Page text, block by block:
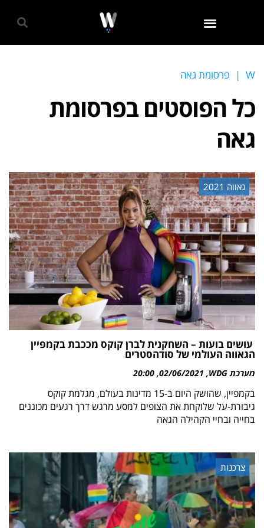
W
| פרסומת גאה
כל הפוסטים בפרסומת
גאה
גאווה 2021
עושים בועות – השחקנית לברן קוקס מככבת בקמפיין
הגאווה העולמי של סודהסטרים
מערכת WDG 02/06/2021
20:00
בקמפיין, שהושק היום ב-15 מדינות בעולם, מגלמת קוקס
גיבורת-על שלוקחת את הצופים למסע מרגש דרך רגעים מכוננים
בחייה ובחיי הקהילה הגאה
צרכנות